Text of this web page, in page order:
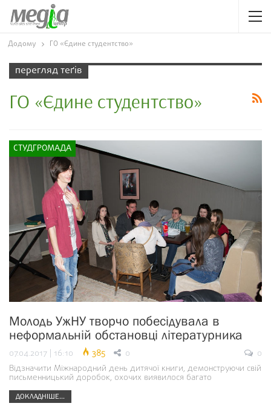
Додому ГО «Єдине студентство»
перегляд теґів
ГО «Єдине студентство»
СТУДГРОМАДА
Молодь УжНУ творчо побесідувала в
неформальній обстановці літературника
07.04.2017 | 16:10 385 0
0
Відзначити Міжнародний день дитячої книги, демонструючи свій
письменницький доробок, охочих виявилося багато
ДОКЛАДНІШЕ...